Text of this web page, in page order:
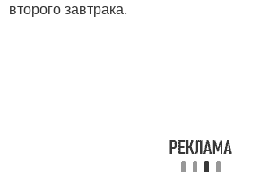
второго завтрака.